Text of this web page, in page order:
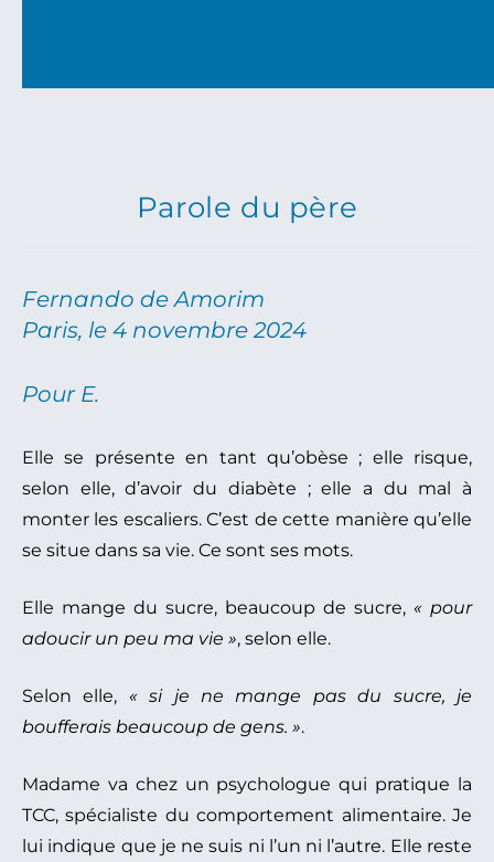
Parole du père
Fernando de Amorim
Paris, le 4 novembre 2024
Pour E.
Elle se présente en tant qu’obèse ; elle risque,
selon elle, d’avoir du diabète ; elle a du mal à
monter les escaliers. C’est de cette manière qu’elle
se situe dans sa vie. Ce sont ses mots.
Elle mange du sucre, beaucoup de sucre, « pour
adoucir un peu ma vie », selon elle.
Selon elle, « si je ne mange pas du sucre, je
boufferais beaucoup de gens. ».
Madame va chez un psychologue qui pratique la
TCC, spécialiste du comportement alimentaire. Je
lui indique que je ne suis ni l’un ni l’autre. Elle reste